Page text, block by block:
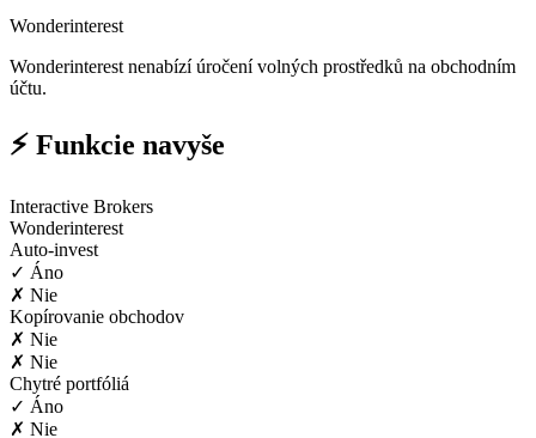
Wonderinterest
Wonderinterest nenabízí úročení volných prostředků na obchodním
účtu.
⚡ Funkcie navyše
Interactive Brokers
Wonderinterest
Auto-invest
✓ Áno
✗ Nie
Kopírovanie obchodov
✗ Nie
✗ Nie
Chytré portfóliá
✓ Áno
✗ Nie